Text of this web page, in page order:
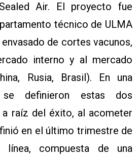
Air. El proyecto fue
técnico de ULMA
de cortes vacunos,
interno y al mercado
Rusia, Brasil). En una
se definieron estas dos
a raíz del éxito, al acometer
en el último trimestre de
compuesta de una